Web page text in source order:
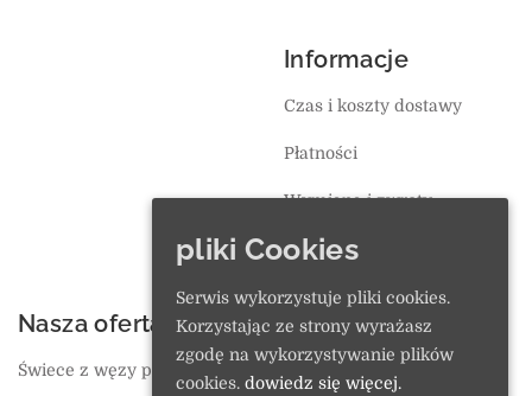
Informacje
Czas i koszty dostawy
Płatności
Wymiana i zwroty
Regulamin
Nasza oferta
Świece z węzy pszczelej
O sklepie
Ulubione
pliki Cookies
Serwis wykorzystuje pliki cookies.
Korzystając ze strony wyrażasz
zgodę na wykorzystywanie plików
cookies. dowiedz się więcej.